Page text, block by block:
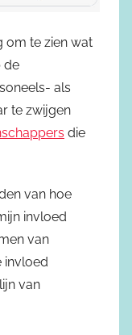
om te zien wat
de
als
te zwijgen
die
van hoe
invloed
van
invloed
van